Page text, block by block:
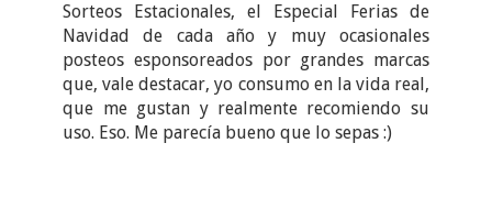
Sorteos Estacionales, el Especial Ferias de
Navidad de cada año y muy ocasionales
posteos esponsoreados por grandes marcas
que, vale destacar, yo consumo en la vida real,
que me gustan y realmente recomiendo su
uso. Eso. Me parecía bueno que lo sepas :)